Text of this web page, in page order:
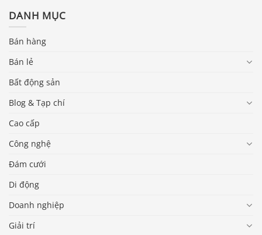
DANH MỤC
Bán hàng
Bán lẻ
Bất động sản
Blog & Tạp chí
Cao cấp
Công nghệ
Đám cưới
Di động
Doanh nghiệp
Giải trí